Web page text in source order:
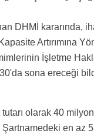
DHMİ kararında,
Artırımına
İşletme
sona ereceği
olarak 40
en az